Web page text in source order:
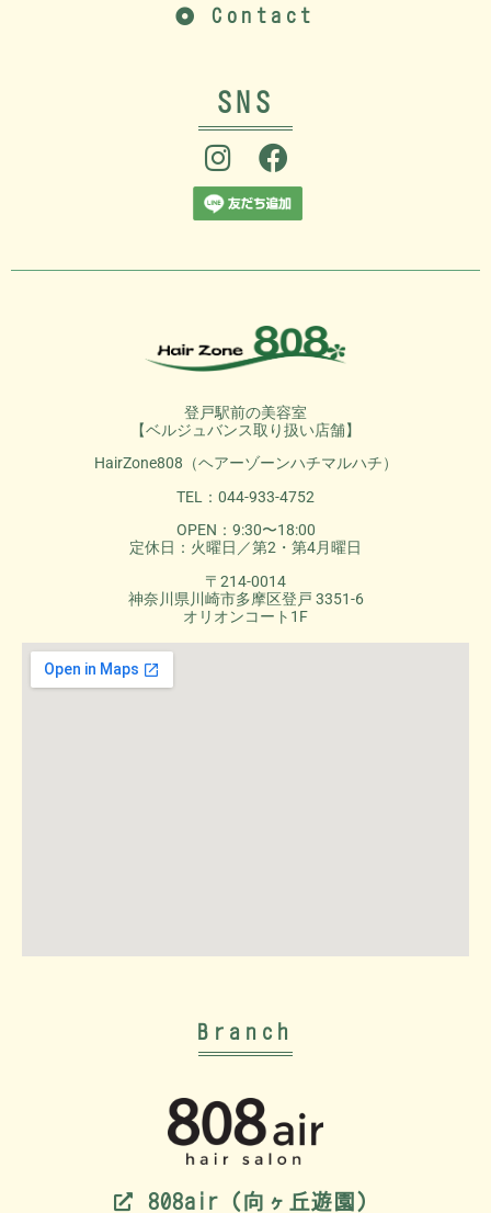
Contact
SNS
登戸駅前の美容室
【ベルジュバンス取り扱い店舗】
HairZone808（ヘアーゾーンハチマルハチ）
TEL：044-933-4752
OPEN：9:30〜18:00
定休日：火曜日／第2・第4月曜日
〒214-0014
神奈川県川崎市多摩区登戸 3351-6
オリオンコート1F
Branch
808air（向ヶ丘遊園）